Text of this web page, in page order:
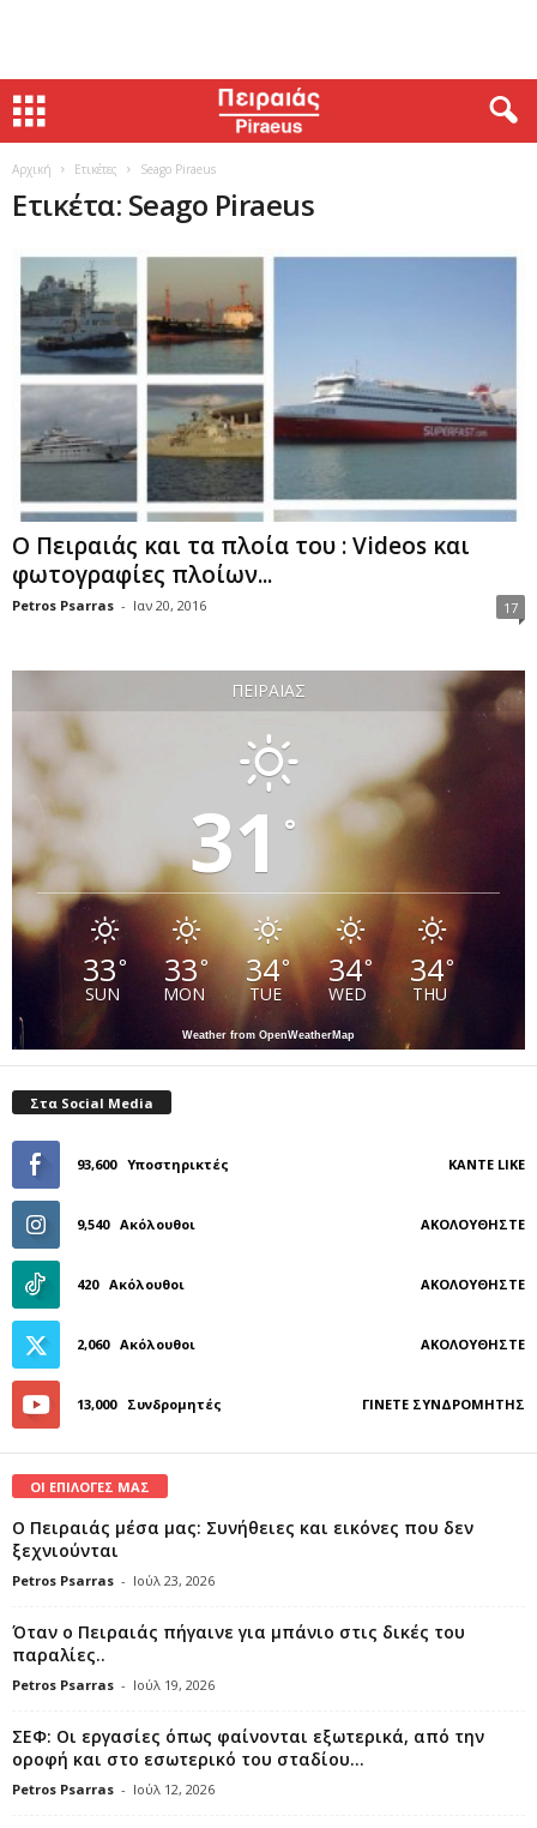
Αρχική Ετικέτες Seago Piraeus
Ετικέτα: Seago Piraeus
Ο Πειραιάς και τα πλοία του : Videos και
φωτογραφίες πλοίων...
Petros Psarras - Ιαν 20, 2016 17
ΠΕΙΡΑΙΆΣ
31 °
33°
SUN
33°
MON
34°
TUE
34°
WED
34°
THU
Weather from OpenWeatherMap
Στα Social Media
93,600 Υποστηρικτές ΚΆΝΤΕ LIKE
9,540 Ακόλουθοι ΑΚΟΛΟΥΘΉΣΤΕ
420 Ακόλουθοι ΑΚΟΛΟΥΘΉΣΤΕ
2,060 Ακόλουθοι ΑΚΟΛΟΥΘΉΣΤΕ
13,000 Συνδρομητές ΓΊΝΕΤΕ ΣΥΝΔΡΟΜΗΤΉΣ
ΟΙ ΕΠΙΛΟΓΕΣ ΜΑΣ
Ο Πειραιάς μέσα μας: Συνήθειες και εικόνες που δεν
ξεχνιούνται
Petros Psarras - Ιούλ 23, 2026
Όταν ο Πειραιάς πήγαινε για μπάνιο στις δικές του
παραλίες..
Petros Psarras - Ιούλ 19, 2026
ΣΕΦ: Οι εργασίες όπως φαίνονται εξωτερικά, από την
οροφή και στο εσωτερικό του σταδίου...
Petros Psarras - Ιούλ 12, 2026